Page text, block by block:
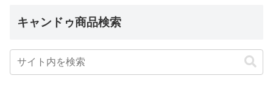
キャンドゥ商品検索